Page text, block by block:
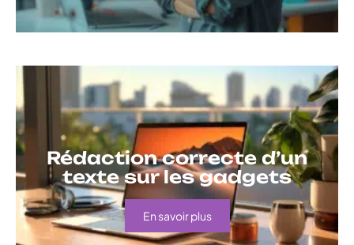
Rédaction correcte d’un
texte sur les gadgets
En savoir plus